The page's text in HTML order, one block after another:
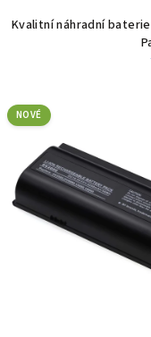
Kvalitní náhradní
NOVÉ